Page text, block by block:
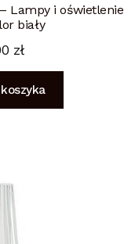
Lampy i oświetlenie
biały
zł